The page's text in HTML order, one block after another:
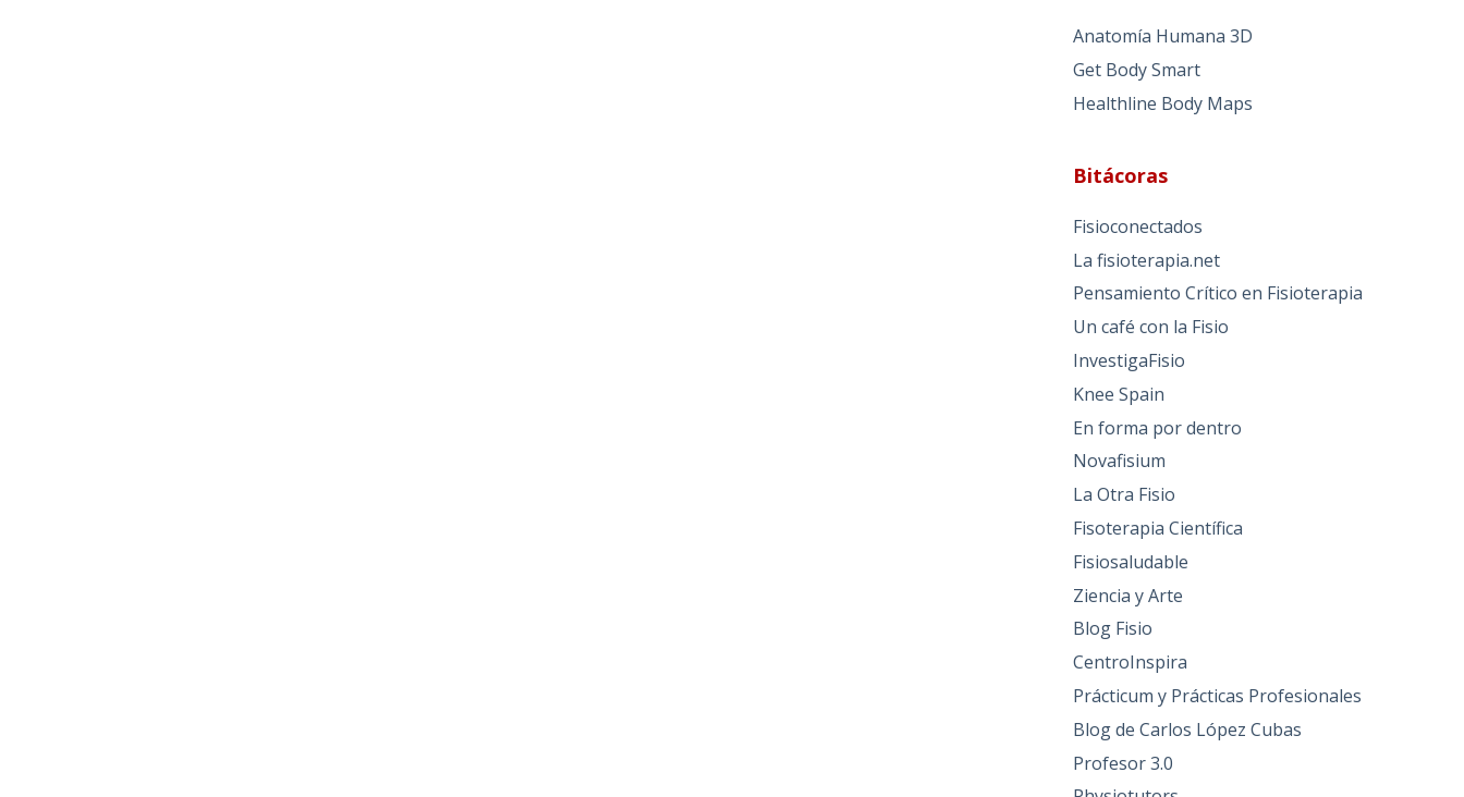
Anatomía Humana 3D
Get Body Smart
Healthline Body Maps
Bitácoras
Fisioconectados
La fisioterapia.net
Pensamiento Crítico en Fisioterapia
Un café con la Fisio
InvestigaFisio
Knee Spain
En forma por dentro
Novafisium
La Otra Fisio
Fisoterapia Científica
Fisiosaludable
Ziencia y Arte
Blog Fisio
CentroInspira
Prácticum y Prácticas Profesionales
Blog de Carlos López Cubas
Profesor 3.0